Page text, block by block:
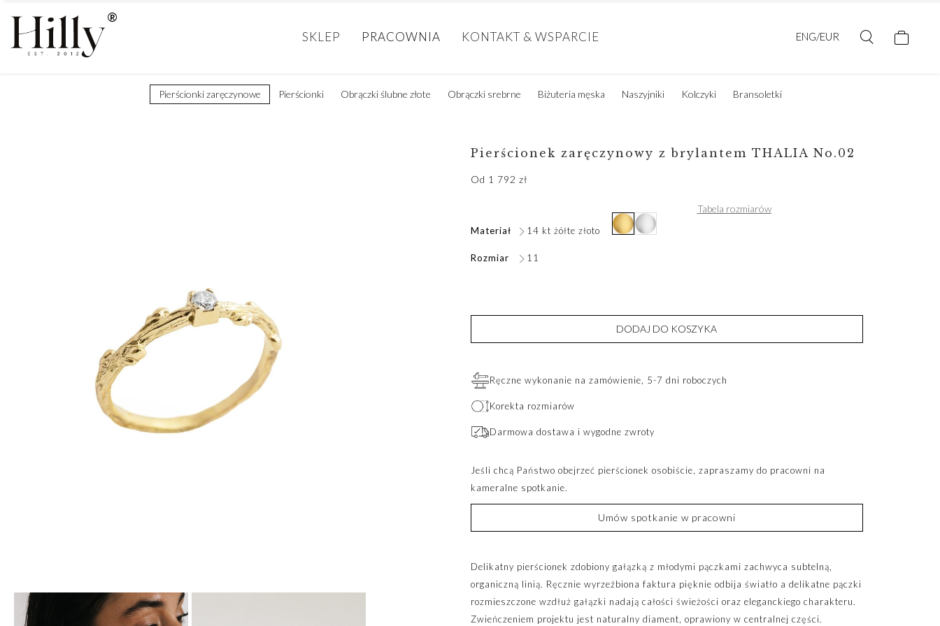
SKLEP PRACOWNIA KONTAKT & WSPARCIE ENG/EUR
Pierścionki zaręczynowe Pierścionki Obrączki ślubne złote Obrączki srebrne Biżuteria męska Naszyjniki Kolczyki Bransoletki
Pierścionek zaręczynowy z brylantem THALIA No.02
Od 1 792 zł
Materiał 14 kt żółte złoto
Rozmiar 11
Tabela rozmiarów
DODAJ DO KOSZYKA
Ręczne wykonanie na zamówienie, 5-7 dni roboczych
Korekta rozmiarów
Darmowa dostawa i wygodne zwroty
Jeśli chcą Państwo obejrzeć pierścionek osobiście, zapraszamy do pracowni na
kameralne spotkanie.
Umów spotkanie w pracowni
Delikatny pierścionek zdobiony gałązką z młodymi pączkami zachwyca subtelną,
organiczną linią. Ręcznie wyrzeźbiona faktura pięknie odbija światło a delikatne pączki
rozmieszczone wzdłuż gałązki nadają całości świeżości oraz eleganckiego charakteru.
Zwieńczeniem projektu jest naturalny diament, oprawiony w centralnej części.